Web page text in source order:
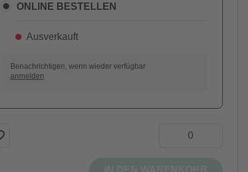
AUSVERKAUFT
ONLINE BESTELLEN
Ausverkauft
Benachrichtigen, wenn wieder verfügbar
anmelden